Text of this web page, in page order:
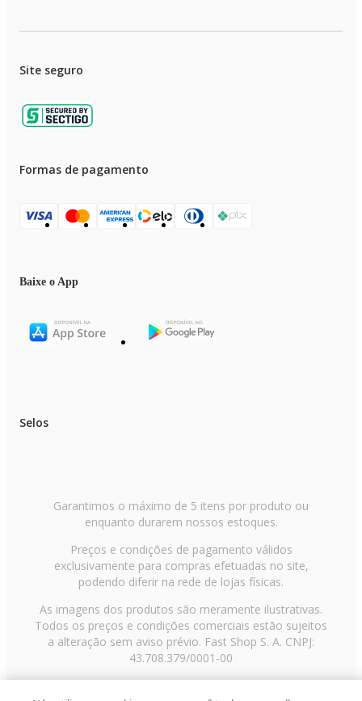
Site seguro
Formas de pagamento
Baixe o App
Selos
Garantimos o máximo de 5 itens por produto ou
enquanto durarem nossos estoques.
Preços e condições de pagamento válidos
exclusivamente para compras efetuadas no site,
podendo diferir na rede de lojas físicas.
As imagens dos produtos são meramente ilustrativas.
Todos os preços e condições comerciais estão sujeitos
a alteração sem aviso prévio. Fast Shop S. A. CNPJ:
43.708.379/0001-00
Avenida Zaki Narchi, nº 1650, sobreloja, Carandiru, São